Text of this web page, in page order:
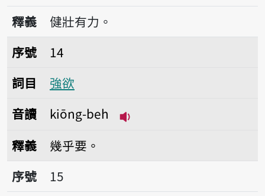
播放音讀kiông-tsòng
釋義
健壯有力。
序號14強欲
序號
14
詞目
強欲
音讀
kiōng-beh
釋義
幾乎要。
序號15強強
序號
15